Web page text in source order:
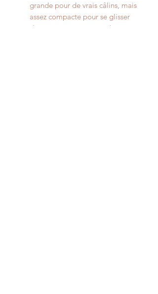
grande pour de vrais câlins, mais
assez compacte pour se glisser
dans un sac, squatter un bureau